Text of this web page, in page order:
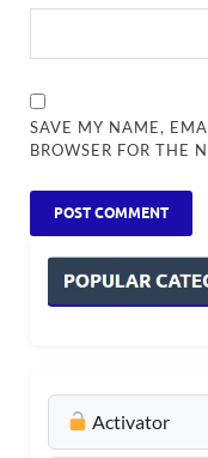
SAVE MY NAME,
BROWSER FOR THE
Activator